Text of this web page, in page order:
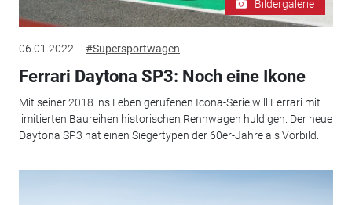
Bildergalerie
06.01.2022 #Supersportwagen
Ferrari Daytona SP3: Noch eine Ikone
Mit seiner 2018 ins Leben gerufenen Icona-Serie will Ferrari mit
limitierten Baureihen historischen Rennwagen huldigen. Der neue
Daytona SP3 hat einen Siegertypen der 60er-Jahre als Vorbild.